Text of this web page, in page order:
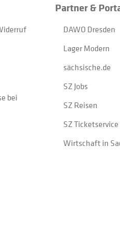
bei
Partner &
DAWO Dresden
Lager Modern
sächsische.de
SZ Jobs
SZ Reisen
SZ Ticketservice
Wirtschaft in